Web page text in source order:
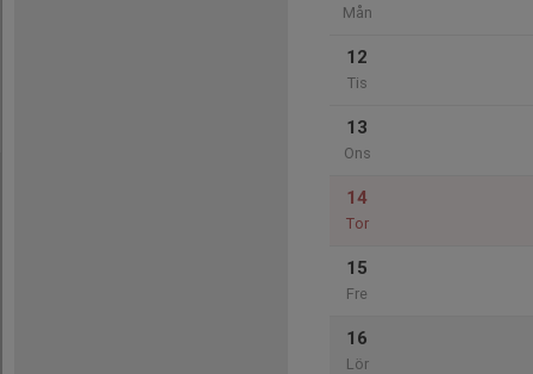
Mån
12
Tis
13
Ons
14
Tor
15
Fre
16
Lör